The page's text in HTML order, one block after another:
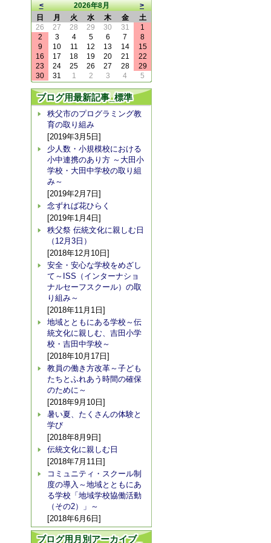
< 2026年8月
>
日
月 火 水 木 金
土
26
27 28 29 30 31
1
2
3 4 5 6 7
8
9
10 11 12 13 14
15
16
17 18 19 20 21
22
23
24 25 26 27 28
29
30
31 1 2 3 4 5
ブログ用最新記事_標準
秩父市のプログラミング教
育の取り組み
[2019年3月5日]
少人数・小規模校における
小中連携のあり方 ～大田小
学校・大田中学校の取り組
み～
[2019年2月7日]
念ずれば花ひらく
[2019年1月4日]
秩父祭 伝統文化に親しむ日
（12月3日）
[2018年12月10日]
安全・安心な学校をめざし
て～ISS（インターナショ
ナルセーフスクール）の取
り組み～
[2018年11月1日]
地域とともにある学校～伝
統文化に親しむ、吉田小学
校・吉田中学校～
[2018年10月17日]
教員の働き方改革～子ども
たちとふれあう時間の確保
のために～
[2018年9月10日]
暑い夏、たくさんの体験と
学び
[2018年8月9日]
伝統文化に親しむ日
[2018年7月11日]
コミュニティ・スクール制
度の導入～地域とともにあ
る学校「地域学校協働活動
（その2）」～
[2018年6月6日]
ブログ用月別アーカイブ_